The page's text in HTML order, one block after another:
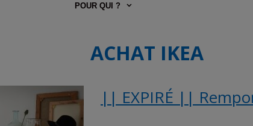
POUR QUI ?
ACHAT IKEA
|| EXPIRÉ ||